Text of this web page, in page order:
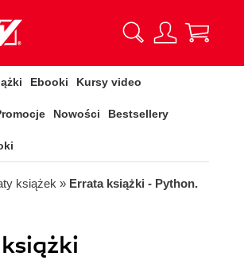
Ebooki Kursy video
Nowości Bestsellery
książek » Errata książki - Python.